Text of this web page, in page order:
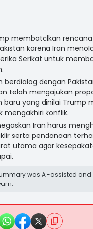
membatalkan
karena Iran
Serikat untuk
berdialog dengan
telah mengajukan
baru yang dinilai Trump
mengakhiri konflik.
Iran harus
serta pendanaan
utama agar
was AI-assisted and